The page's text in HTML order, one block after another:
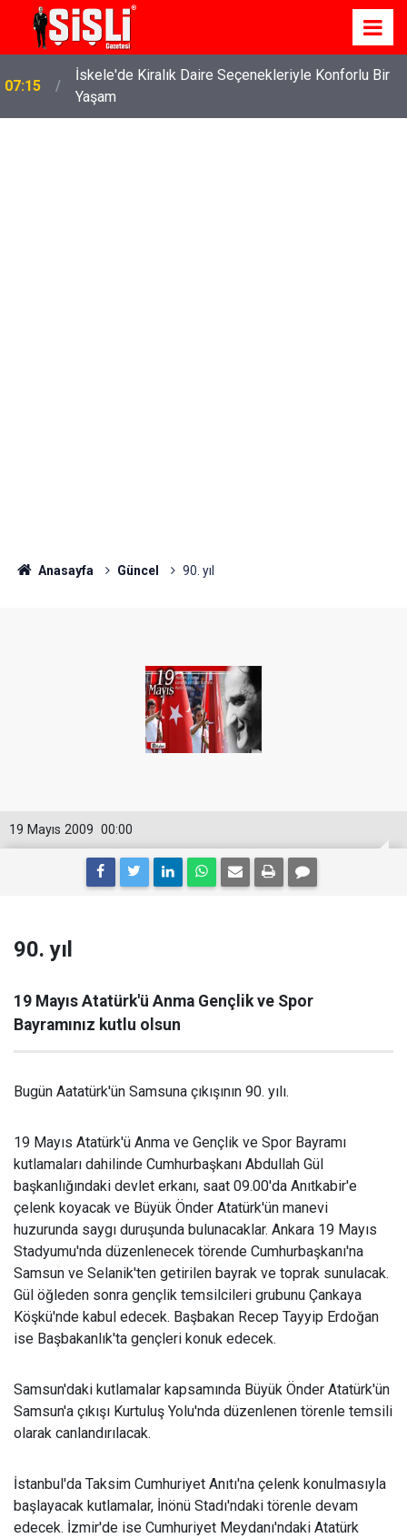
07:15
İskele'de Kiralık Daire Seçenekleriyle Konforlu Bir
Yaşam
Anasayfa Güncel 90. yıl
00:00
19 Mayıs 2009
90. yıl
19 Mayıs Atatürk'ü Anma Gençlik ve Spor
Bayramınız kutlu olsun
Bugün Aatatürk'ün Samsuna çıkışının 90. yılı.
19 Mayıs Atatürk'ü Anma ve Gençlik ve Spor Bayramı
kutlamaları dahilinde Cumhurbaşkanı Abdullah Gül
başkanlığındaki devlet erkanı, saat 09.00'da Anıtkabir'e
çelenk koyacak ve Büyük Önder Atatürk'ün manevi
huzurunda saygı duruşunda bulunacaklar. Ankara 19 Mayıs
Stadyumu'nda düzenlenecek törende Cumhurbaşkanı'na
Samsun ve Selanik'ten getirilen bayrak ve toprak sunulacak.
Gül öğleden sonra gençlik temsilcileri grubunu Çankaya
Köşkü'nde kabul edecek. Başbakan Recep Tayyip Erdoğan
ise Başbakanlık'ta gençleri konuk edecek.
Samsun'daki kutlamalar kapsamında Büyük Önder Atatürk'ün
Samsun'a çıkışı Kurtuluş Yolu'nda düzenlenen törenle temsili
olarak canlandırılacak.
İstanbul'da Taksim Cumhuriyet Anıtı'na çelenk konulmasıyla
başlayacak kutlamalar, İnönü Stadı'ndaki törenle devam
edecek. İzmir'de ise Cumhuriyet Meydanı'ndaki Atatürk